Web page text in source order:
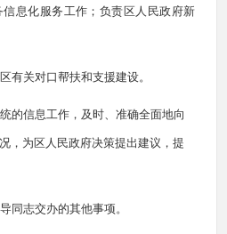
息化服务工作；负责区人民政府新
有关对口帮扶和支援建设。
的信息工作，及时、准确全面地向
，为区人民政府决策提出建议，提
同志交办的其他事项。